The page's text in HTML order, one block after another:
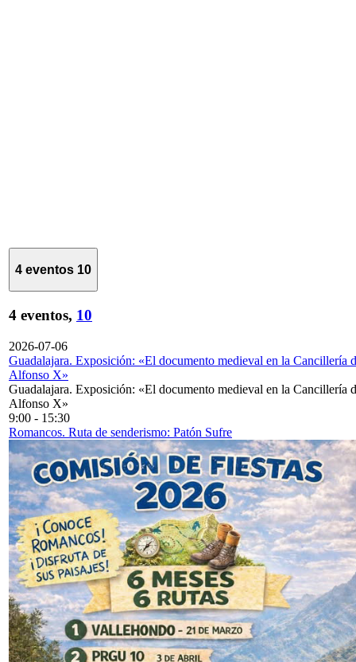
4 eventos 10
4 eventos, 10
2026-07-06
Guadalajara. Exposición: «El documento medieval en la Cancillería
Alfonso X»
Guadalajara. Exposición: «El documento medieval en la Cancillería
Alfonso X»
9:00 - 15:30
Romancos. Ruta de senderismo: Patón Sufre